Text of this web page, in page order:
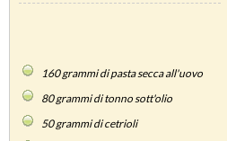
160grammi di pasta secca all'uovo
80grammi di tonno sott'olio
50grammi di cetrioli